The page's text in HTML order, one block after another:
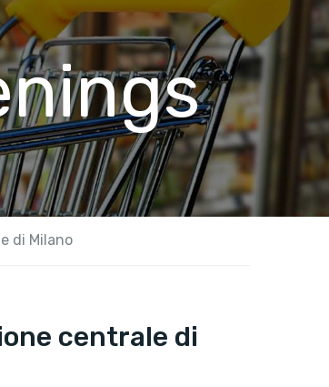
di Milano
centrale di